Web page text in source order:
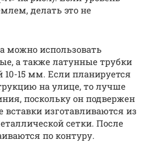
делать это не
можно использовать
а также латунные трубки
15 мм. Если планируется
на улице, то лучше
поскольку он подвержен
изготавливаются из
сетки. После
по контуру.